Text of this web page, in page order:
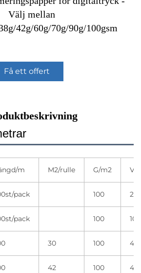
Välj mellan
42g/60g/70g/90g/100gsm
Få ett offert
m M2/rulle G/m2
pack 100 20
pack 100 10
30 100 4
42 100 4